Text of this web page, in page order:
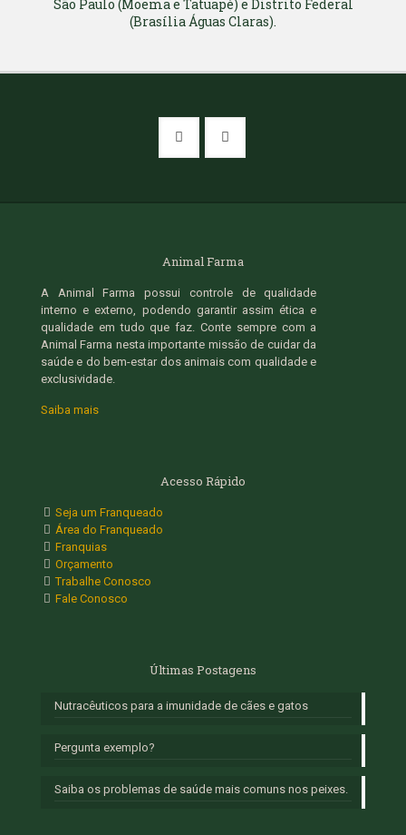
São Paulo (Moema e Tatuapé) e Distrito Federal
(Brasília Águas Claras).
Animal Farma
A Animal Farma possui controle de qualidade
interno e externo, podendo garantir assim ética e
qualidade em tudo que faz. Conte sempre com a
Animal Farma nesta importante missão de cuidar da
saúde e do bem-estar dos animais com qualidade e
exclusividade.
Saiba mais
Acesso Rápido
Seja um Franqueado
Área do Franqueado
Franquias
Orçamento
Trabalhe Conosco
Fale Conosco
Últimas Postagens
Nutracêuticos para a imunidade de cães e gatos
Pergunta exemplo?
Saiba os problemas de saúde mais comuns nos peixes.